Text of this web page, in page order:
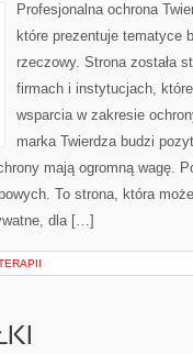
Profesjonalna ochrona
które prezentuje tematyce
rzeczowy. Strona została
firmach i instytucjach,
wsparcia w zakresie
marka Twierdza budzi
mają ogromną wagę.
To strona, która
dla […]